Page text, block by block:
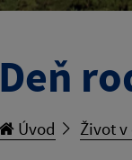
Deň
Úvod Život